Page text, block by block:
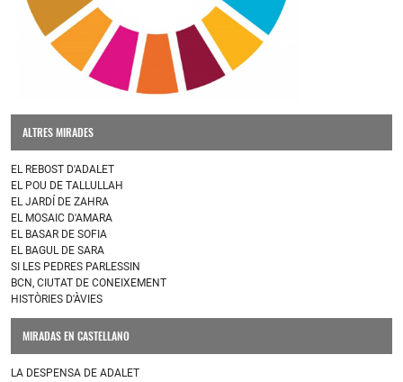
ALTRES MIRADES
EL REBOST D'ADALET
EL POU DE TALLULLAH
EL JARDÍ DE ZAHRA
EL MOSAIC D'AMARA
EL BASAR DE SOFIA
EL BAGUL DE SARA
SI LES PEDRES PARLESSIN
BCN, CIUTAT DE CONEIXEMENT
HISTÒRIES D'ÀVIES
MIRADAS EN CASTELLANO
LA DESPENSA DE ADALET